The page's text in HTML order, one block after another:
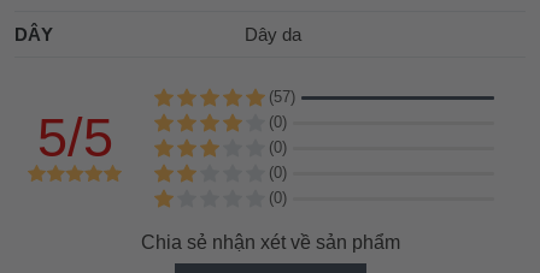
DÂY Dây da
5/5
(57)
(0)
(0)
(0)
(0)
Chia sẻ nhận xét về sản phẩm